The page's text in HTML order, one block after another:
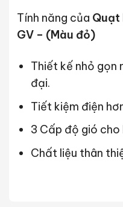
Tính năng của Quạt
GV – (Màu đỏ)
Thiết kế nhỏ gọn
đại.
Tiết kiệm điện
3 Cấp độ gió cho
Chất liệu thân